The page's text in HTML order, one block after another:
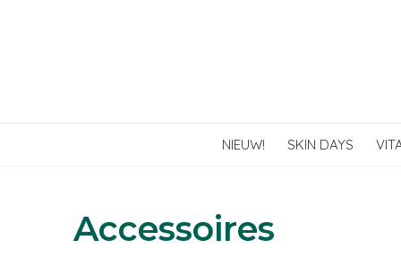
NIEUW! SKIN DAYS
Accessoires